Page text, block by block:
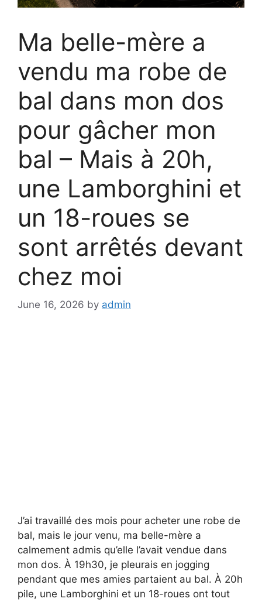
Ma belle-mère a
vendu ma robe de
bal dans mon dos
pour gâcher mon
bal – Mais à 20h,
une Lamborghini et
un 18-roues se
sont arrêtés devant
chez moi
June 16, 2026 by admin
J’ai travaillé des mois pour acheter une robe de
bal, mais le jour venu, ma belle-mère a
calmement admis qu’elle l’avait vendue dans
mon dos. À 19h30, je pleurais en jogging
pendant que mes amies partaient au bal. À 20h
pile, une Lamborghini et un 18-roues ont tout